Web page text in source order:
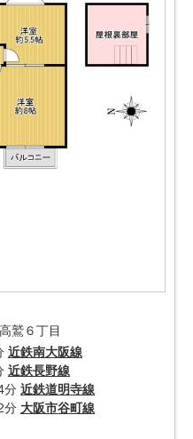
高鷲６丁目
近鉄南大阪線
近鉄長野線
分 近鉄道明寺線
分 大阪市谷町線